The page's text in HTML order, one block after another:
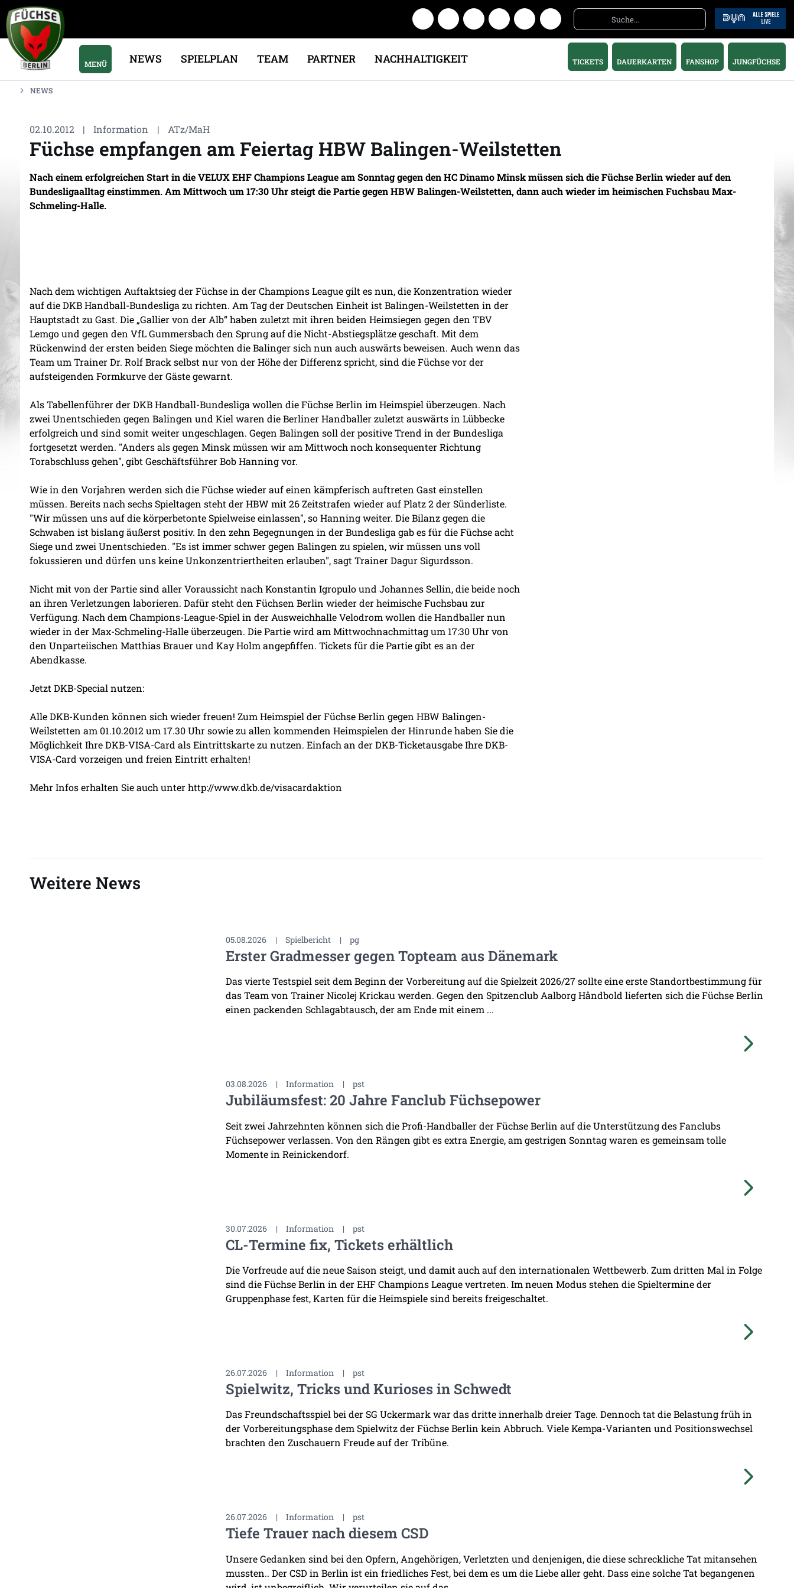
MENÜ NEWS SPIELPLAN TEAM PARTNER NACHHALTIGKEIT TICKETS DAUERKARTEN FANSHOP JUNGFÜCHSE
NEWS
02.10.2012 | Information | ATz/MaH
Füchse empfangen am Feiertag HBW Balingen-Weilstetten
Nach einem erfolgreichen Start in die VELUX EHF Champions League am Sonntag gegen den HC Dinamo Minsk müssen sich die Füchse Berlin wieder auf den
Bundesligaalltag einstimmen. Am Mittwoch um 17:30 Uhr steigt die Partie gegen HBW Balingen-Weilstetten, dann auch wieder im heimischen Fuchsbau Max-
Schmeling-Halle.
Nach dem wichtigen Auftaktsieg der Füchse in der Champions League gilt es nun, die Konzentration wieder
auf die DKB Handball-Bundesliga zu richten. Am Tag der Deutschen Einheit ist Balingen-Weilstetten in der
Hauptstadt zu Gast. Die „Gallier von der Alb“ haben zuletzt mit ihren beiden Heimsiegen gegen den TBV
Lemgo und gegen den VfL Gummersbach den Sprung auf die Nicht-Abstiegsplätze geschaft. Mit dem
Rückenwind der ersten beiden Siege möchten die Balinger sich nun auch auswärts beweisen. Auch wenn das
Team um Trainer Dr. Rolf Brack selbst nur von der Höhe der Differenz spricht, sind die Füchse vor der
aufsteigenden Formkurve der Gäste gewarnt.
Als Tabellenführer der DKB Handball-Bundesliga wollen die Füchse Berlin im Heimspiel überzeugen. Nach
zwei Unentschieden gegen Balingen und Kiel waren die Berliner Handballer zuletzt auswärts in Lübbecke
erfolgreich und sind somit weiter ungeschlagen. Gegen Balingen soll der positive Trend in der Bundesliga
fortgesetzt werden. "Anders als gegen Minsk müssen wir am Mittwoch noch konsequenter Richtung
Torabschluss gehen", gibt Geschäftsführer Bob Hanning vor.
Wie in den Vorjahren werden sich die Füchse wieder auf einen kämpferisch auftreten Gast einstellen
müssen. Bereits nach sechs Spieltagen steht der HBW mit 26 Zeitstrafen wieder auf Platz 2 der Sünderliste.
"Wir müssen uns auf die körperbetonte Spielweise einlassen", so Hanning weiter. Die Bilanz gegen die
Schwaben ist bislang äußerst positiv. In den zehn Begegnungen in der Bundesliga gab es für die Füchse acht
Siege und zwei Unentschieden. "Es ist immer schwer gegen Balingen zu spielen, wir müssen uns voll
fokussieren und dürfen uns keine Unkonzentriertheiten erlauben", sagt Trainer Dagur Sigurdsson.
Nicht mit von der Partie sind aller Voraussicht nach Konstantin Igropulo und Johannes Sellin, die beide noch
an ihren Verletzungen laborieren. Dafür steht den Füchsen Berlin wieder der heimische Fuchsbau zur
Verfügung. Nach dem Champions-League-Spiel in der Ausweichhalle Velodrom wollen die Handballer nun
wieder in der Max-Schmeling-Halle überzeugen. Die Partie wird am Mittwochnachmittag um 17:30 Uhr von
den Unparteiischen Matthias Brauer und Kay Holm angepfiffen. Tickets für die Partie gibt es an der
Abendkasse.
Jetzt DKB-Special nutzen:
Alle DKB-Kunden können sich wieder freuen! Zum Heimspiel der Füchse Berlin gegen HBW Balingen-
Weilstetten am 01.10.2012 um 17.30 Uhr sowie zu allen kommenden Heimspielen der Hinrunde haben Sie die
Möglichkeit Ihre DKB-VISA-Card als Eintrittskarte zu nutzen. Einfach an der DKB-Ticketausgabe Ihre DKB-
VISA-Card vorzeigen und freien Eintritt erhalten!
Mehr Infos erhalten Sie auch unterhttp://www.dkb.de/visacardaktion
Weitere News
05.08.2026 | Spielbericht | pg
Erster Gradmesser gegen Topteam aus Dänemark
Das vierte Testspiel seit dem Beginn der Vorbereitung auf die Spielzeit 2026/27 sollte eine erste Standortbestimmung für
das Team von Trainer Nicolej Krickau werden. Gegen den Spitzenclub Aalborg Håndbold lieferten sich die Füchse Berlin
einen packenden Schlagabtausch, der am Ende mit einem ...
03.08.2026 | Information | pst
Jubiläumsfest: 20 Jahre Fanclub Füchsepower
Seit zwei Jahrzehnten können sich die Profi-Handballer der Füchse Berlin auf die Unterstützung des Fanclubs
Füchsepower verlassen. Von den Rängen gibt es extra Energie, am gestrigen Sonntag waren es gemeinsam tolle
Momente in Reinickendorf.
30.07.2026 | Information | pst
CL-Termine fix, Tickets erhältlich
Die Vorfreude auf die neue Saison steigt, und damit auch auf den internationalen Wettbewerb. Zum dritten Mal in Folge
sind die Füchse Berlin in der EHF Champions League vertreten. Im neuen Modus stehen die Spieltermine der
Gruppenphase fest, Karten für die Heimspiele sind bereits freigeschaltet.
26.07.2026 | Information | pst
Spielwitz, Tricks und Kurioses in Schwedt
Das Freundschaftsspiel bei der SG Uckermark war das dritte innerhalb dreier Tage. Dennoch tat die Belastung früh in
der Vorbereitungsphase dem Spielwitz der Füchse Berlin kein Abbruch. Viele Kempa-Varianten und Positionswechsel
brachten den Zuschauern Freude auf der Tribüne.
26.07.2026 | Information | pst
Tiefe Trauer nach diesem CSD
Unsere Gedanken sind bei den Opfern, Angehörigen, Verletzten und denjenigen, die diese schreckliche Tat mitansehen
mussten.. Der CSD in Berlin ist ein friedliches Fest, bei dem es um die Liebe aller geht. Dass eine solche Tat begangenen